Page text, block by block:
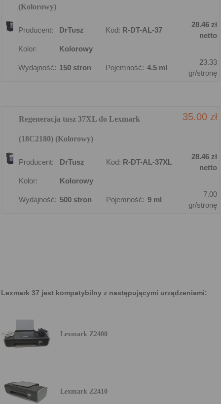
(Kolorowy)
Producent: DrTusz Kod: R-DT-AL-37
28.46 zł
netto
Kolor:
Kolorowy
Wydajność: 150 stron Pojemność: 4.5 ml
23.33
gr/stronę
Regeneracja tusz 37XL do Lexmark
(18C2180) (Kolorowy)
35.00 zł
Producent: DrTusz Kod: R-DT-AL-37XL
28.46 zł
netto
Kolor:
Kolorowy
Wydajność: 500 stron Pojemność: 9 ml
7.00
gr/stronę
Lexmark 37 jest kompatybilny z następującymi urządzeniami:
Lexmark Z2400
Lexmark Z2410